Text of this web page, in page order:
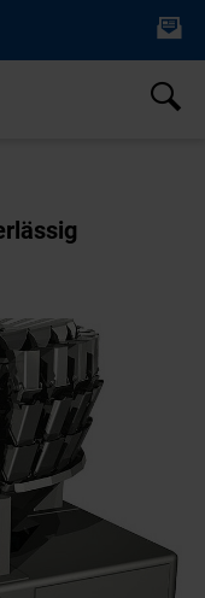
×